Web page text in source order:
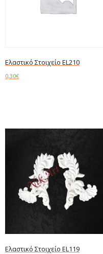
Ελαστικό Στοιχείο EL210
0,30€
Ελαστικό Στοιχείο EL119